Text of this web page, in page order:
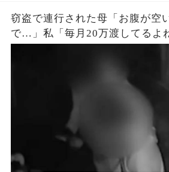
窃盗で連行された母「お腹が空
で…」私「毎月20万渡してるよ
っ…？」➡通帳に映った“異常な